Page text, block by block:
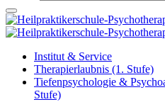
Institut & Service
Therapierlaubnis (1. Stufe)
Tiefenpsychologie &
Stufe)